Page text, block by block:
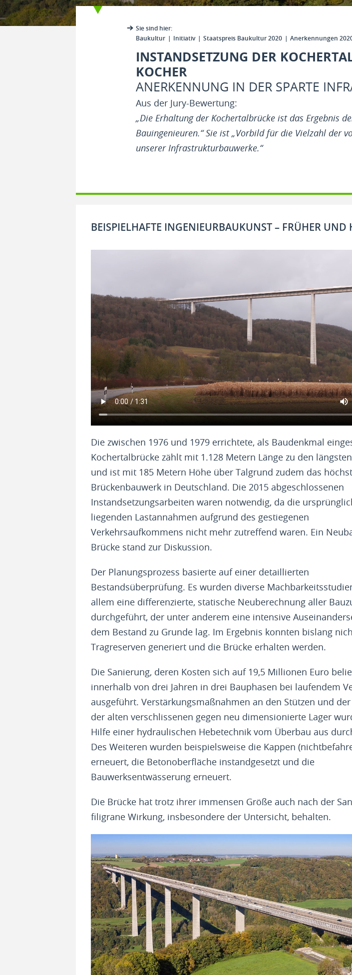
Sie sind hier:
Baukultur
Initiativ Staatspreis Baukultur 2020 Anerkennungen
INSTANDSETZUNG DER
KOCHER
ANERKENNUNG IN DER SPARTE
Aus der Jury-Bewertung:
„Die Erhaltung der Kochertalbrücke ist das Ergebnis
Bauingenieuren.“ Sie ist „Vorbild für die Vielzahl der
unserer Infrastrukturbauwerke.“
BEISPIELHAFTE INGENIEURBAUKUNST – FRÜHER UND
Die zwischen 1976 und 1979 errichtete, als Baudenkmal
Kochertal­brücke zählt mit 1.128 Metern Länge zu den
und ist mit 185 Metern Höhe über Talgrund zudem das
Brückenbauwerk in Deutschland. Die 2015 abgeschlossenen
Instandsetzungsarbeiten waren notwendig, da die
liegenden Lastannahmen aufgrund des gestiegenen
Verkehrsaufkommens nicht mehr zutreffend waren. Ein
Brücke stand zur Diskussion.
Der Planungsprozess basierte auf einer detaillierten
Bestandsüberprüfung. Es wurden diverse
allem eine differenzierte, statische Neuberechnung aller
durchgeführt, der unter anderem eine intensive
dem Bestand zu Grunde lag. Im Ergebnis konnten bislang
Tragreserven generiert und die Brücke erhalten werden.
Die Sanierung, deren Kosten sich auf 19,5 Millionen Euro
innerhalb von drei Jahren in drei Bauphasen bei laufendem
ausgeführt. Verstärkungsmaßnahmen an den Stützen und
der alten verschlissenen gegen neu dimensionierte Lager
Hilfe einer hydraulischen Hebetechnik vom Überbau aus
Des Weiteren wurden beispielsweise die Kappen
erneuert, die Betonoberfläche instandgesetzt und die
Bauwerksentwässerung erneuert.
Die Brücke hat trotz ihrer immensen Größe auch nach der
filigrane Wirkung, insbesondere der Untersicht, behalten.